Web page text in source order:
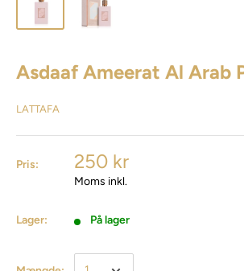
Asdaaf Ameerat Al Arab
LATTAFA
Pris: 250 kr
Moms inkl.
Lager: På lager